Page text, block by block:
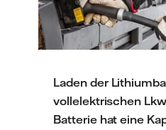
Laden der
vollelektrischen
Batterie hat eine